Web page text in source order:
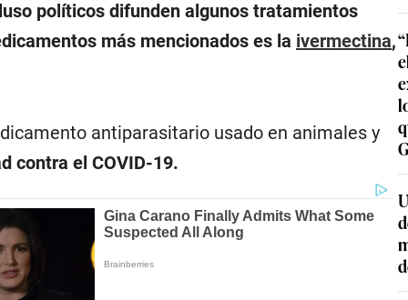
políticos difunden algunos tratamientos
más mencionados es la ivermectina,
antiparasitario usado en animales y
contra el COVID-19.